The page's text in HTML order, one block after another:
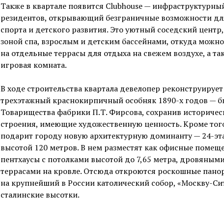
Также в квартале появится Clubhouse —
резидентов, открывающий безграничные возможности
спорта и детского развития. Это уютный соседский
зоной спа, взрослым и детским бассейнами, откуда
на отдельные террасы для отдыха на свежем воздухе, а
игровая комната.
В ходе строительства квартала девелопер
трехэтажный краснокирпичный особняк 1890-х годов —
Товарищества фабрики П.Т. Фирсова, сохранив
строения, имеющие художественную ценность. Кроме
подарит городу новую архитектурную доминанту — 24-
высотой 120 метров. В нем разместят как офисные
пентхаусы с потолками высотой до 7,65 метра,
террасами на кровле. Отсюда откроются роскошные
на крупнейший в России католический собор, «Москву-
сталинские высотки.